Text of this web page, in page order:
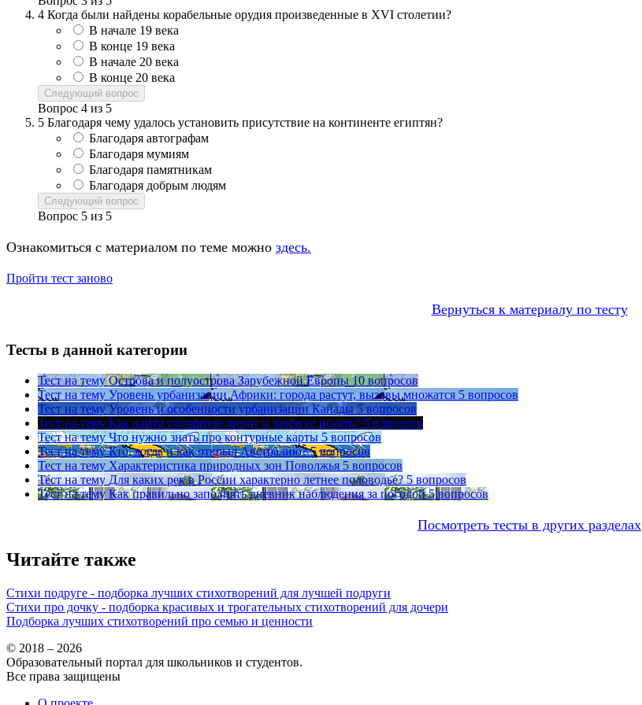
4 Когда были найдены корабельные орудия произведенные в XVI столетии?
В начале 19 века
В конце 19 века
В начале 20 века
В конце 20 века
Следующий вопрос
Вопрос 4 из 5
5 Благодаря чему удалось установить присутствие на континенте египтян?
Благодаря автографам
Благодаря мумиям
Благодаря памятникам
Благодаря добрым людям
Следующий вопрос
Вопрос 5 из 5
Ознакомиться с материалом по теме можно здесь.
Пройти тест заново
Вернуться к материалу по тесту
Тесты в данной категории
Тест на тему Острова и полуострова Зарубежной Европы 10 вопросов
Тест на тему Уровень урбанизации Африки: города растут, вызовы множатся 5 вопросов
Тест на тему Уровень и особенности урбанизации Канады 5 вопросов
Тест на тему Как найти полярную звезду и зачем ее искать? 5 вопросов
Тест на тему Что нужно знать про контурные карты 5 вопросов
Тест на тему Кто, когда и как открыл Австралию? 5 вопросов
Тест на тему Характеристика природных зон Поволжья 5 вопросов
Тест на тему Для каких рек в России характерно летнее половодье? 5 вопросов
Тест на тему Как правильно заполнять дневник наблюдения за погодой 5 вопросов
Посмотреть тесты в других разделах
Читайте также
Стихи подруге - подборка лучших стихотворений для лучшей подруги
Стихи про дочку - подборка красивых и трогательных стихотворений для дочери
Подборка лучших стихотворений про семью и ценности
© 2018 – 2026
Образовательный портал для школьников и студентов.
Все права защищены